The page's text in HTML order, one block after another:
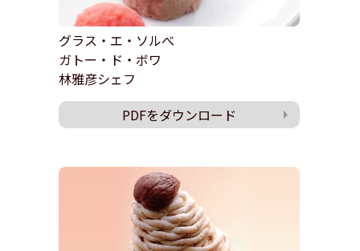
グラス・エ・ソルべ
ガトー・ド・ボワ
林雅彦シェフ
PDFをダウンロード